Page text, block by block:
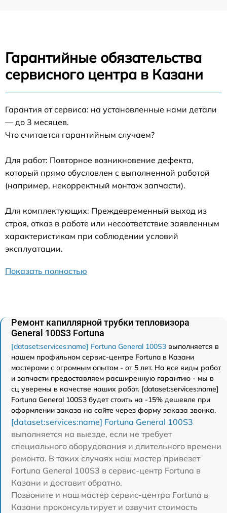
Гарантийные обязательства
сервисного центра в Казани
Гарантия от сервиса: на установленные нами детали
— до 3 месяцев.
Что считается гарантийным случаем?
Для работ: Повторное возникновение дефекта,
который прямо обусловлен с выполненной работой
(например, некорректный монтаж запчасти).
Для комплектующих: Преждевременный выход из
строя, отказ в работе или несоответствие заявленным
характеристикам при соблюдении условий
эксплуатации.
Показать полностью
Ремонт капиллярной трубки тепловизора
General 100S3 Fortuna
[dataset:services:name] Fortuna General 100S3 выполняется в
нашем профильном сервис-центре Fortuna в Казани
мастерами с огромным опытом - от 5 лет. На все виды работ
и запчасти предоставляем расширенную гарантию - мы в
сц уверены в качестве наших работ. [dataset:services:name]
Fortuna General 100S3 будет стоить на -15% дешевле при
оформлении заказа на сайте через форму заказа звонка.
[dataset:services:name] Fortuna General 100S3
выполняется на выезде, если не требует
специального оборудования и длительного времени
ремонта. В таких случаях наш мастер привезет
Fortuna General 100S3 в сервис-центр Fortuna в
Казани и доставит обратно.
Позвоните и наш мастер сервис-центра Fortuna в
Казани проконсультирует и озвучит стоимость